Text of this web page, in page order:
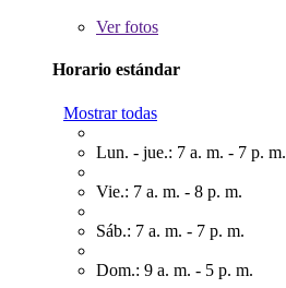
Verfotos
Horario estándar
Mostrar todas
Lun. - jue.: 7 a. m. - 7 p. m.
Vie.: 7 a. m. - 8 p. m.
Sáb.: 7 a. m. - 7 p. m.
Dom.: 9 a. m. - 5 p. m.